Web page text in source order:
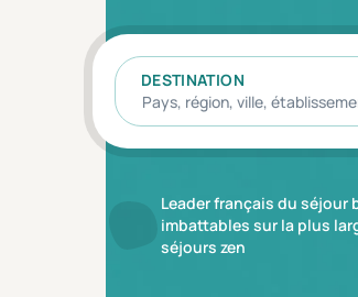
DESTINATION
Leader français du séjour
imbattables sur la plus
séjours zen